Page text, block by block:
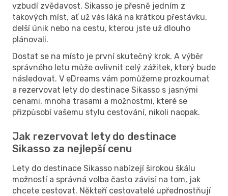
vzbudí zvědavost. Sikasso je přesně jedním z
takových míst, ať už vás láká na krátkou přestávku,
delší únik nebo na cestu, kterou jste už dlouho
plánovali.
Dostat se na místo je první skutečný krok. A výběr
správného letu může ovlivnit celý zážitek, který bude
následovat. V eDreams vám pomůžeme prozkoumat
a rezervovat lety do destinace Sikasso s jasnými
cenami, mnoha trasami a možnostmi, které se
přizpůsobí vašemu stylu cestování, nikoli naopak.
Jak rezervovat lety do destinace
Sikasso za nejlepší cenu
Lety do destinace Sikasso nabízejí širokou škálu
možností a správná volba často závisí na tom, jak
chcete cestovat. Někteří cestovatelé upřednostňují